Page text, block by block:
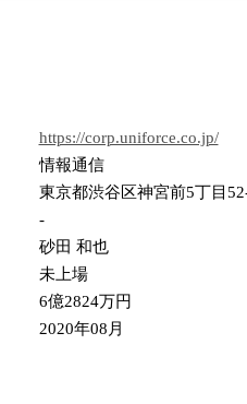
https://corp.uniforce.co.jp/
情報通信
東京都渋谷区神宮前5丁目
-
砂田 和也
未上場
6億2824万円
2020年08月